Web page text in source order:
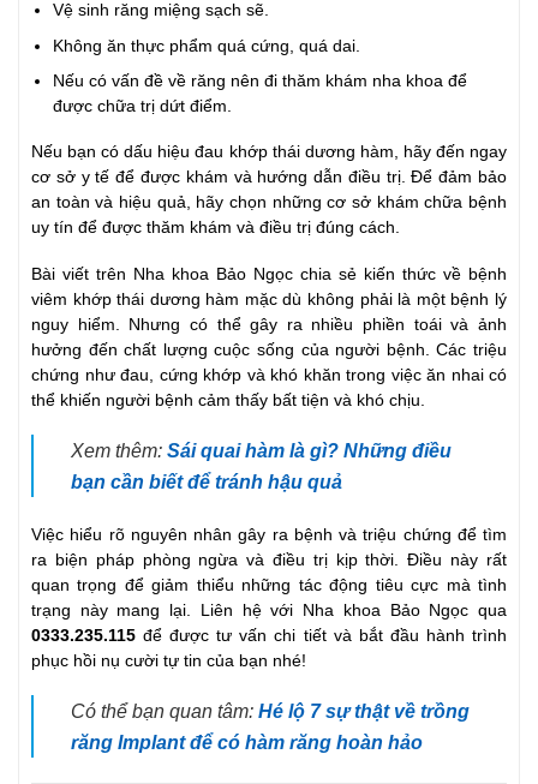
Vệ sinh răng miệng sạch sẽ.
Không ăn thực phẩm quá cứng, quá dai.
Nếu có vấn đề về răng nên đi thăm khám nha khoa để
được chữa trị dứt điểm.
Nếu bạn có dấu hiệu đau khớp thái dương hàm, hãy đến ngay
cơ sở y tế để được khám và hướng dẫn điều trị. Để đảm bảo
an toàn và hiệu quả, hãy chọn những cơ sở khám chữa bệnh
uy tín để được thăm khám và điều trị đúng cách.
Bài viết trên Nha khoa Bảo Ngọc chia sẻ kiến thức về bệnh
viêm khớp thái dương hàm mặc dù không phải là một bệnh lý
nguy hiểm. Nhưng có thể gây ra nhiều phiền toái và ảnh
hưởng đến chất lượng cuộc sống của người bệnh. Các triệu
chứng như đau, cứng khớp và khó khăn trong việc ăn nhai có
thể khiến người bệnh cảm thấy bất tiện và khó chịu.
Xem thêm: Sái quai hàm là gì? Những điều
bạn cần biết để tránh hậu quả
Việc hiểu rõ nguyên nhân gây ra bệnh và triệu chứng để tìm
ra biện pháp phòng ngừa và điều trị kịp thời. Điều này rất
quan trọng để giảm thiểu những tác động tiêu cực mà tình
trạng này mang lại. Liên hệ với Nha khoa Bảo Ngọc qua
0333.235.115 để được tư vấn chi tiết và bắt đầu hành trình
phục hồi nụ cười tự tin của bạn nhé!
Có thể bạn quan tâm: Hé lộ 7 sự thật về trồng
răng Implant để có hàm răng hoàn hảo